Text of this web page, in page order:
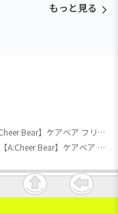
もっと見る
【ケアベア】【A:Cheer Bear】ケアベア フリル付きトートバッグ
【ケアベア】【A:Cheer Bear】ケアベア フリル付きトートバッグ